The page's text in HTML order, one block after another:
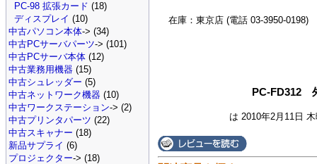
在庫：東京店 (電話 03-3950-0198)
PC-FD312
は 2010年2月11日
PC-98 拡張カード (18)
ディスプレイ (10)
中古パソコン本体-> (34)
中古PCサーバパーツ-> (101)
中古PCサーバ本体 (12)
中古業務用機器 (15)
中古シュレッダー (5)
中古ネットワーク機器 (10)
中古ワークステーション-> (2)
中古プリンタパーツ (22)
中古スキャナー (18)
新品サプライ (6)
プロジェクター-> (18)